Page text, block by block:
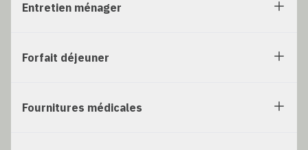
Entretien ménager
Forfait déjeuner
Fournitures médicales